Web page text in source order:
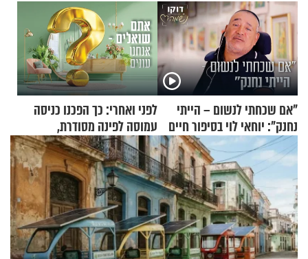
"אם שכחתי לנשום – הייתי
נחנק": יוחאי לוי בסיפור חיים
מעורר השראה
לפני ואחרי: כך הפכנו כניסה
עמוסה לפינה מסודרת,
שימושית ומזמינה